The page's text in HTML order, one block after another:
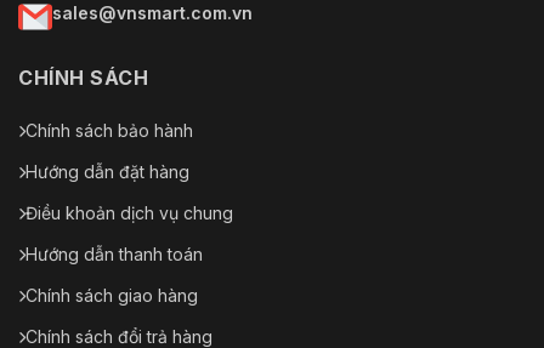
sales@vnsmart.com.vn
CHÍNH SÁCH
Chính sách bảo hành
Hướng dẫn đặt hàng
Điều khoản dịch vụ chung
Hướng dẫn thanh toán
Chính sách giao hàng
Chính sách đổi trả hàng